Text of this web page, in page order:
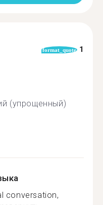
format_quote 1
(упрощенный)
conversation,